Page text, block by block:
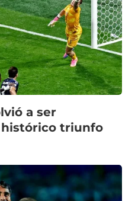
a ser
triunfo